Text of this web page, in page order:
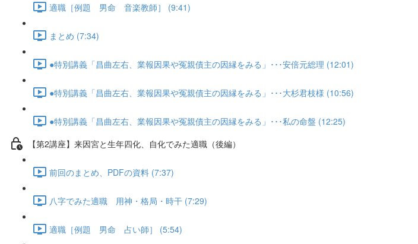
適職［例題 男命 音楽教師］ (9:41)
まとめ (7:34)
●特別講義「昌曲左右、業報因果や冤親債主の因縁をみる」･･･安倍元総理 (12:01)
●特別講義「昌曲左右、業報因果や冤親債主の因縁をみる」･･･大杉君枝様 (10:56)
●特別講義「昌曲左右、業報因果や冤親債主の因縁をみる」･･･私の命盤 (12:25)
【第2講座】来因宮と生年四化、自化でみた適職（後編）
前回のまとめ、PDFの資料 (7:37)
八字でみた適職 用神・格局・時干 (7:29)
適職［例題 男命 占い師］ (5:54)